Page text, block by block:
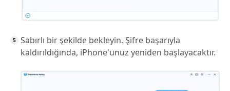
Sabırlı bir şekilde bekleyin. Şifre başarıyla
kaldırıldığında, iPhone'unuz yeniden başlayacaktır.